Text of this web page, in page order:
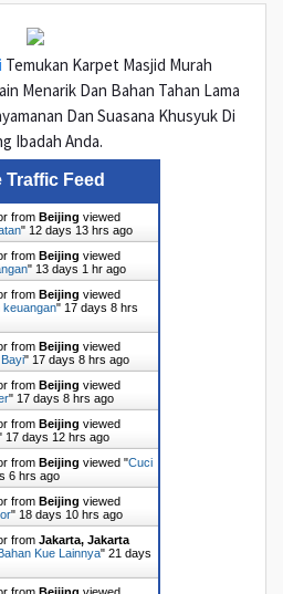
Temukan Karpet Masjid Murah
Menarik Dan Bahan Tahan Lama
Dan Suasana Khusyuk Di
Ibadah Anda.
Traffic Feed
from Beijing viewed
" 12 days 13 hrs ago
from Beijing viewed
" 13 days 1 hr ago
from Beijing viewed
keuangan" 17 days 8 hrs
from Beijing viewed
" 17 days 8 hrs ago
from Beijing viewed
" 17 days 8 hrs ago
from Beijing viewed
17 days 12 hrs ago
from Beijing viewed "Cuci
6 hrs ago
from Beijing viewed
" 18 days 10 hrs ago
from Jakarta, Jakarta
Kue Lainnya" 21 days